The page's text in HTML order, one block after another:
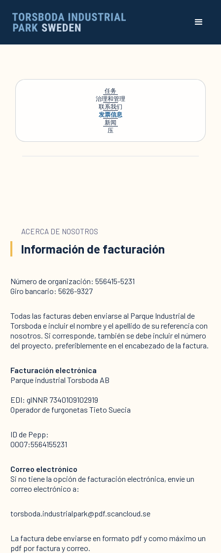
任务
治理和管理
联系我们
发票信息
新闻
压
ACERCA DE NOSOTROS
Información de facturación
Número de organización: 556415-5231
Giro bancario: 5626-9327
Todas las facturas deben enviarse al Parque Industrial de
Torsboda e incluir el nombre y el apellido de su referencia con
nosotros. Si corresponde, también se debe incluir el número
del proyecto, preferiblemente en el encabezado de la factura.
Facturación electrónica
Parque industrial Torsboda AB
EDI: glNNR 7340109102919
Operador de furgonetas Tieto Suecia
ID de Pepp:
0007:5564155231
Correo electrónico
Si no tiene la opción de facturación electrónica, envíe un
correo electrónico a:
torsboda.industrialpark@pdf.scancloud.se
La factura debe enviarse en formato pdf y como máximo un
pdf por factura y correo.